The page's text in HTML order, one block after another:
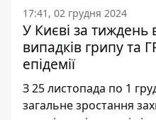
17:41, 02 грудня 2024
У Києві за
випадків грипу та
епідемії
З 25 листопада по 1
загальне зростання